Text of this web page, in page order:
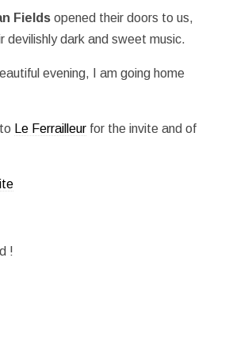
Fields opened their doors to us,
devilishly dark and sweet music.
evening, I am going home
Le Ferrailleur for the invite and of
!